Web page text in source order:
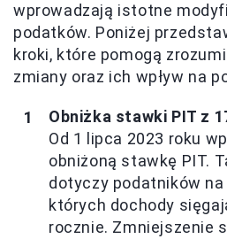
wprowadzają istotne
podatków. Poniżej
kroki, które pomogą
zmiany oraz ich wpływ na
Obniżka stawki PIT z
Od 1 lipca 2023 roku
obniżoną stawkę PIT.
dotyczy podatników
których dochody
rocznie. Zmniejszenie